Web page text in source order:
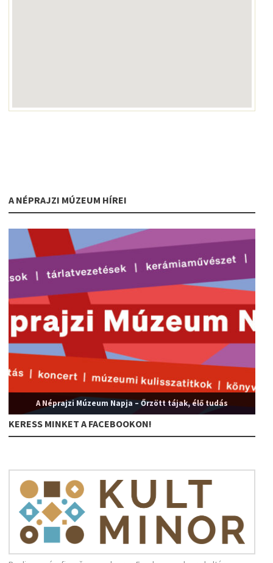
A NÉPRAJZI MÚZEUM HÍREI
A Néprajzi Múzeum Napja – Őrzött tájak, élő tudás
KERESS MINKET A FACEBOOKON!